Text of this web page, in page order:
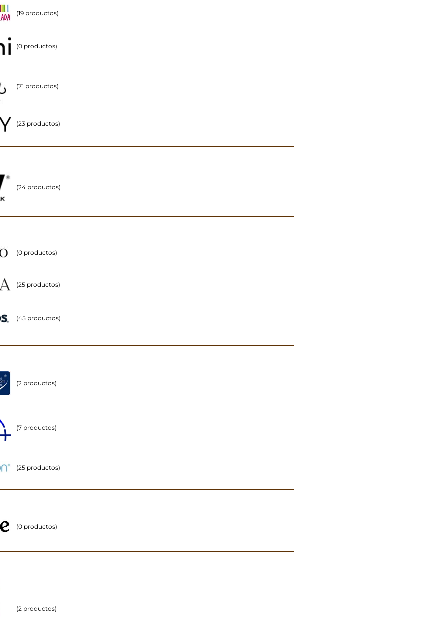
(19 productos)
(0 productos)
(71 productos)
(23 productos)
(24 productos)
(0 productos)
(25 productos)
(45 productos)
(2 productos)
(7 productos)
(25 productos)
(0 productos)
(2 productos)